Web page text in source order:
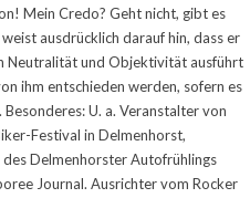
Mein Credo? Geht nicht, gibt es
ausdrücklich darauf hin, dass er
Neutralität und Objektivität ausführt
ihm entschieden werden, sofern es
U. a. Veranstalter von
Festival in Delmenhorst,
Delmenhorster Autofrühlings
Journal. Ausrichter vom Rocker